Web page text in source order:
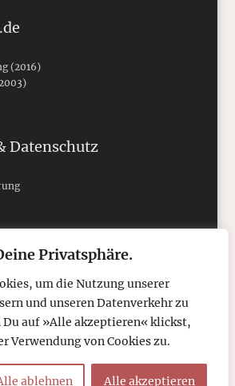
Privatsphäre.
um die Nutzung unserer
und unseren Datenverkehr zu
Du auf »Alle akzeptieren« klickst,
Verwendung von Cookies zu.
ablehnen Alle akzeptieren
(2016)
Datenschutz